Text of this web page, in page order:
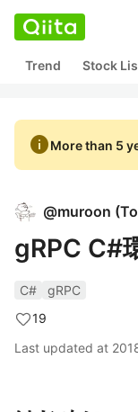
Trend Stock
infoMore than 5
@muroon (
gRPC C#
C#
gRPC
19
Last updated at